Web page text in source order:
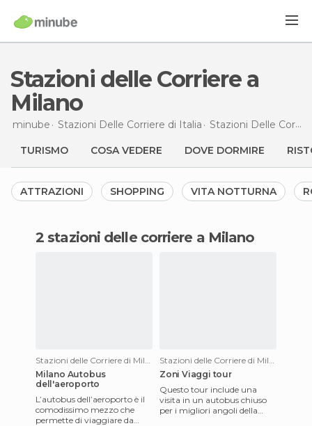
Stazioni delle Corriere a
Milano
minube Stazioni Delle Corriere di Italia Stazioni Delle Corriere di
TURISMO COSA VEDERE DOVE DORMIRE
ATTRAZIONI SHOPPING VITA NOTTURNA
2 stazioni delle corriere a Milano
Stazioni delle Corriere di Milano
Milano Autobus
dell'aeroporto
L’autobus dell’aeroporto è il
comodissimo mezzo che
permette di viaggiare da
Stazioni delle Corriere di Milano
Zoni Viaggi tour
Questo tour include una
visita in un autobus chiuso
per i migliori angoli della